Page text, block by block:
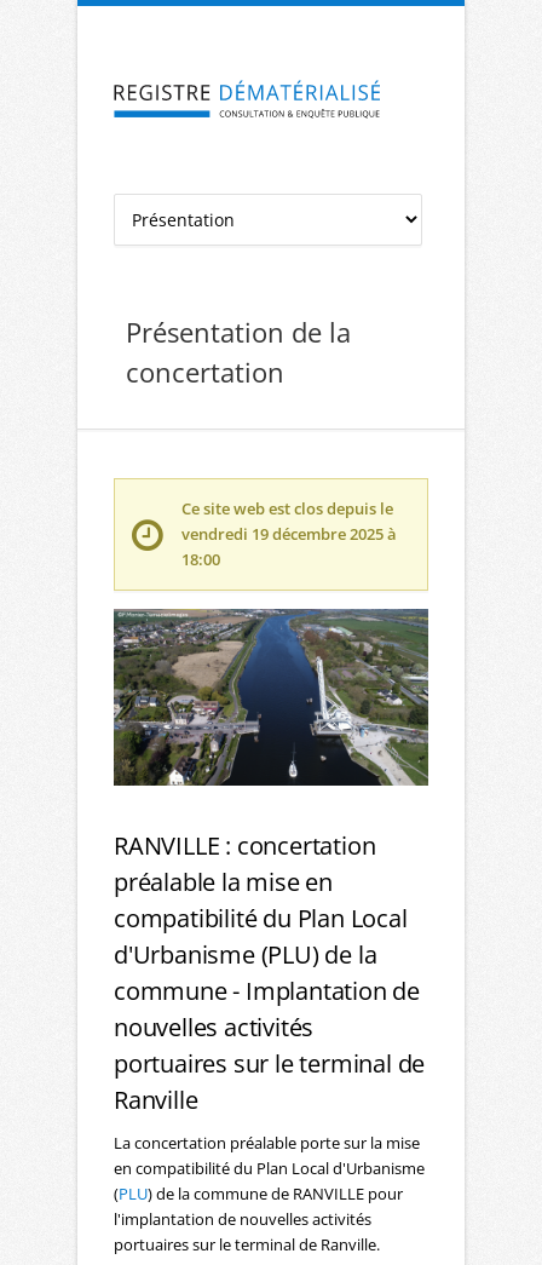
Aller à la navigation Aller au contenu
Présentation de la
concertation
Ce site web est clos depuis le
vendredi 19 décembre 2025 à
18:00
RANVILLE : concertation
préalable la mise en
compatibilité du Plan Local
d'Urbanisme (PLU) de la
commune - Implantation de
nouvelles activités
portuaires sur le terminal de
Ranville
La concertation préalable porte sur la mise
en compatibilité du Plan Local d'Urbanisme
(PLU) de la commune de RANVILLE pour
l'implantation de nouvelles activités
portuaires sur le terminal de Ranville.